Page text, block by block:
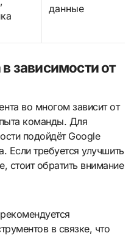
данные
зависимости от
во многом зависит от
команды. Для
подойдёт Google
Если требуется улучшить
стоит обратить внимание
в связке, что